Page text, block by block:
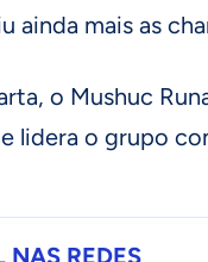
ainda mais as
o Mushuc
lidera o grupo
NAS REDES